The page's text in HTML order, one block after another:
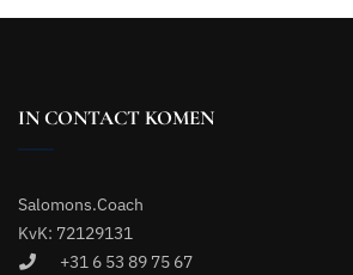
IN CONTACT KOMEN
Salomons.Coach
KvK: 72129131
+31 6 53 89 75 67